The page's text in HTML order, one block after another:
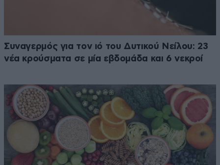
Συναγερμός για τον ιό του Δυτικού Νείλου: 23
νέα κρούσματα σε μία εβδομάδα και 6 νεκροί